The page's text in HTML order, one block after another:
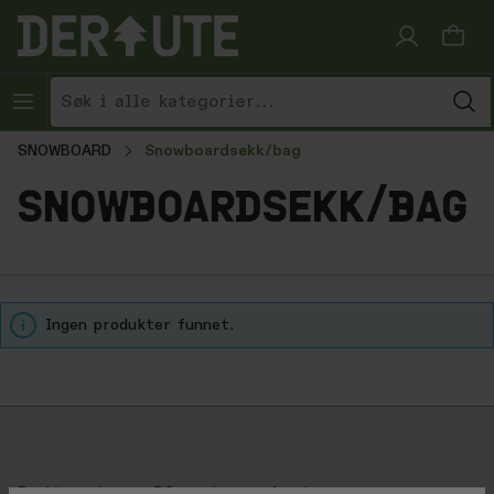
Hopp til innhold
SNOWBOARD Snowboardsekk/bag
snowboardsekk/bag
Ingen produkter funnet.